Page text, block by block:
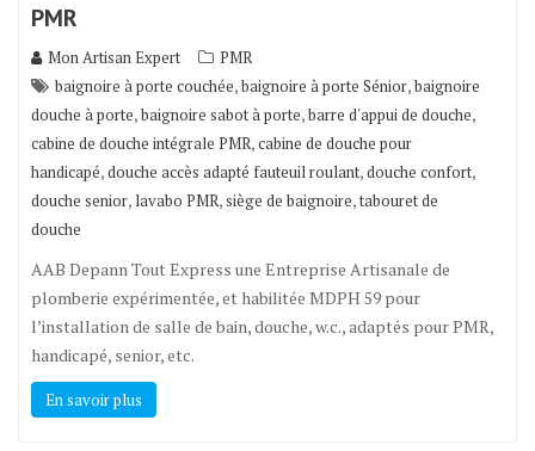
PMR
Mon Artisan Expert
PMR
baignoire à porte couchée,baignoire à porte Sénior,baignoire
douche à porte,baignoire sabot à porte,barre d'appui de douche,
cabine de douche intégrale PMR,cabine de douche pour
handicapé,douche accès adapté fauteuil roulant,douche confort,
douche senior, lavabo PMR,siège de baignoire,tabouret de
douche
AAB Depann Tout Express une Entreprise Artisanale de
plomberie expérimentée, et habilitée MDPH 59 pour
l’installation de salle de bain, douche, w.c., adaptés pour PMR,
handicapé, senior, etc.
En savoir plus